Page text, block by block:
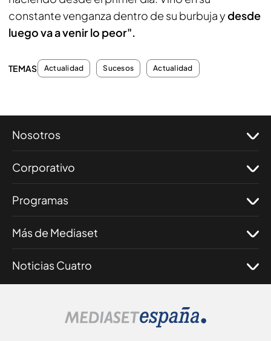
constante venganza dentro de su burbuja ydesde
luego va a venir lo peor".
TEMAS Actualidad Sucesos Actualidad
Nosotros
Corporativo
Programas
Más de Mediaset
Noticias Cuatro